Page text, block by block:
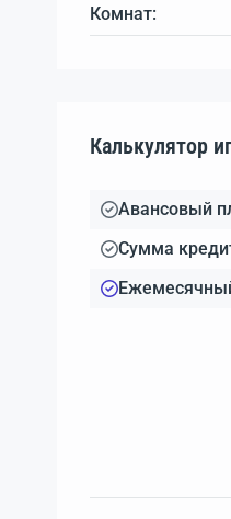
Комнат:
Калькулятор
Авансовый
Сумма